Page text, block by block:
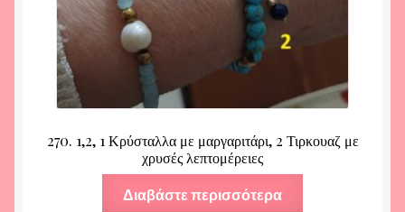
270. 1,2, 1 Κρύσταλλα με μαργαριτάρι, 2 Τιρκουαζ με
χρυσές λεπτομέρειες
Διαβάστε περισσότερα